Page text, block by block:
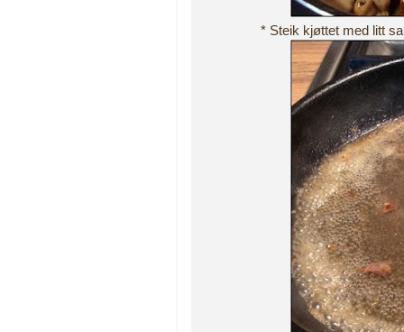
* Steik kjøttet med litt